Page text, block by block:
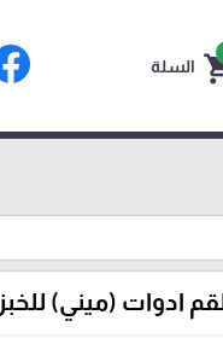
السلة
ادوات (ميني) للخبز 4 قطع